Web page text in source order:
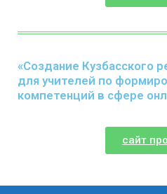
«Создание Кузбасского
для учителей по
компетенций в сфере
сайт